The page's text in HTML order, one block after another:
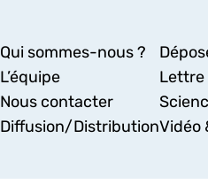
Qui sommes-nous ?
L’équipe
Nous contacter
Diffusion/Distribution
Lettre
Vidéo